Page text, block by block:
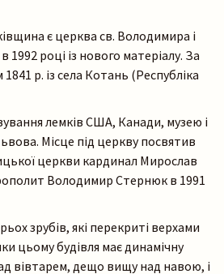
є церква св. Володимира і
1992 році із нового матеріалу. За
р. із села Котань (Республіка
лемків США, Канади, музею і
Місце під церкву посвятив
церкви кардинал Мирослав
Володимир Стернюк в 1991
зрубів, які перекриті верхами
цьому будівля має динамічну
вівтарем, дещо вищу над навою, і